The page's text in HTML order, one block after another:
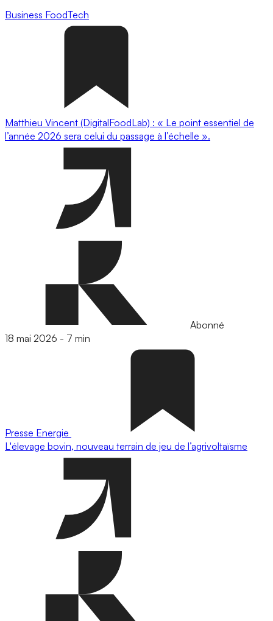
Business FoodTech
Matthieu Vincent (DigitalFoodLab) : « Le point essentiel de
l’année 2026 sera celui du passage à l’échelle ».
Abonné
18 mai 2026 - 7 min
Presse Energie
L'élevage bovin, nouveau terrain de jeu de l’agrivoltaïsme